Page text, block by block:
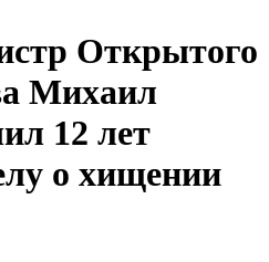
Открытого
Михаил
12 лет
о хищении